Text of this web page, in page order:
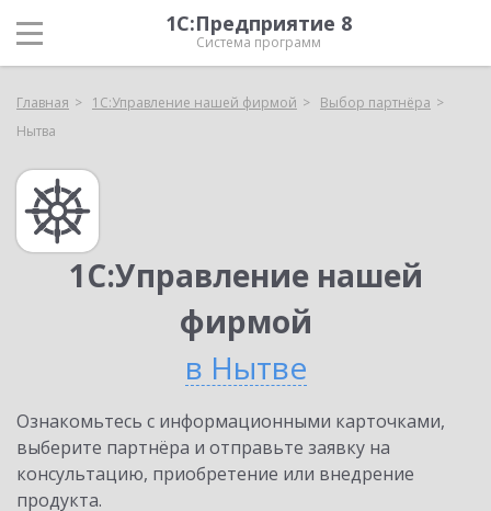
1С:Предприятие 8
Система программ
Главная 1С:Управление нашей фирмой
Выбор партнёра
Нытва
1С:Управление нашей
фирмой
в Нытве
Ознакомьтесь с информационными карточками,
выберите партнёра и отправьте заявку на
консультацию, приобретение или внедрение
продукта.